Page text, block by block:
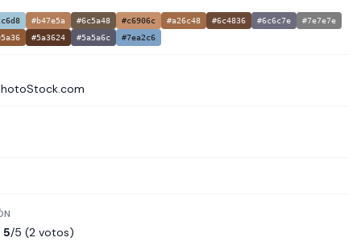
#b47e5a #6c5a48 #c6906c #a26c48 #6c4836 #6c6c7e
#7e7e7e
#5a3624 #5a5a6c #7ea2c6
5/5 (2 votos)